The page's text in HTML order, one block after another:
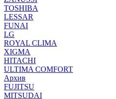
TOSHIBA
LESSAR
FUNAI
LG
ROYAL CLIMA
XIGMA
HITACHI
ULTIMA COMFORT
Архив
FUJITSU
MITSUDAI